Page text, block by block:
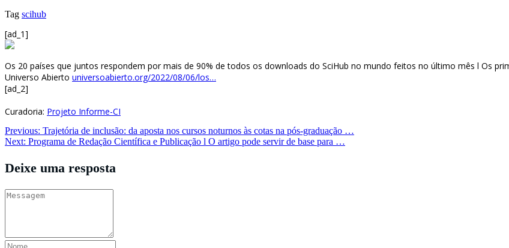
Tag scihub
[ad_1]
Os 20 países que juntos respondem por mais de 90% de todos os downloads do SciHub no mundo feitos no último mês l Os
Universo Abierto universoabierto.org/2022/08/06/los…
[ad_2]
Curadoria: Projeto Informe-CI
Navegação
de
Post
Previous: Trajetória de inclusão: da aposta nos cursos noturnos às cotas na pós-graduação …
Next: Programa de Redação Científica e Publicação l O artigo pode servir de base para …
Deixe uma resposta